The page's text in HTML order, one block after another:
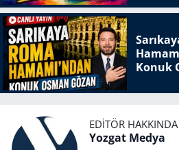
Konuk
EDITÖR HAKKINDA
Yozgat Medya